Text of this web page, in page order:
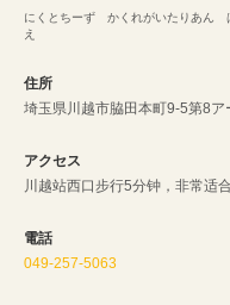
にくとちーず かくれがいたり
え
住所
埼玉県川越市脇田本町9-5第8
アクセス
川越站西口步行5分钟，非常适
電話
049-257-5063